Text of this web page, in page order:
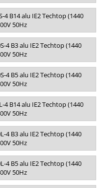
4 B14 alu IE2 Techtop (1440
50Hz
4 B3 alu IE2 Techtop (1440
50Hz
4 B5 alu IE2 Techtop (1440
50Hz
4 B14 alu IE2 Techtop (1440
50Hz
4 B3 alu IE2 Techtop (1440
50Hz
4 B5 alu IE2 Techtop (1440
50Hz